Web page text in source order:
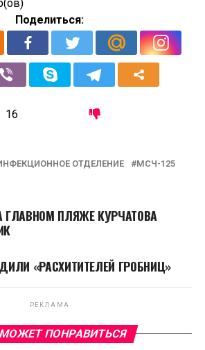
Поделиться:
16
ОТДЕЛЕНИЕ
МСЧ-125
ГЛАВНОМ ПЛЯЖЕ КУРЧАТОВА
«РАСХИТИТЕЛЕЙ ГРОБНИЦ»
РЕКЛАМА
ПОНРАВИТЬСЯ